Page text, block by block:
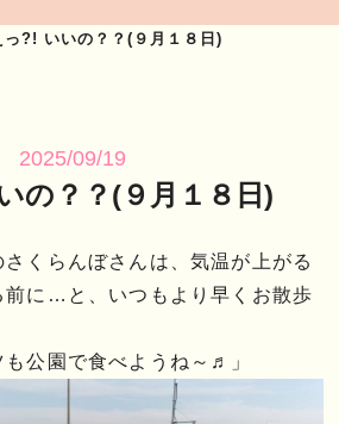
っ?! いいの？？(９月１８日)
2025/09/19
の？？(９月１８日)
さくらんぼさんは、気温が上がる
前に…と、いつもより早くお散歩
も公園で食べようね～♬」